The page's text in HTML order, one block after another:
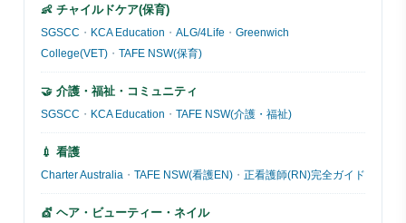
👶 チャイルドケア(保育)
SGSCC ・ KCA Education ・ ALG/4Life ・ Greenwich
College(VET) ・ TAFE NSW(保育)
🤝 介護・福祉・コミュニティ
SGSCC ・ KCA Education ・ TAFE NSW(介護・福祉)
💉 看護
Charter Australia ・ TAFE NSW(看護EN) ・ 正看護師(RN)完全ガイド
💇 ヘア・ビューティー・ネイル